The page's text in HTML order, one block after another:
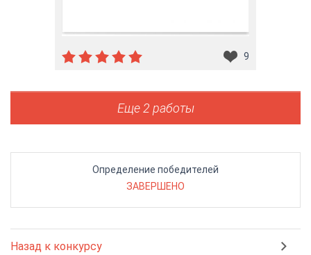
9
Еще 2 работы
Определение победителей
ЗАВЕРШЕНО
Назад к конкурсу